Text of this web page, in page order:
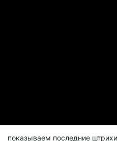
показываем последние